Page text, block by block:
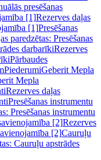
presēšanas
[1]Rezerves daļas
[1]Presēšanas
paredzētas: Presēšanas
darbarīkiRezerves
Pārbaudes
PiederumiGeberit Mepla
Mepla
Rezerves daļas
Presēšanas instrumentu
Presēšanas instrumentu
[2]Rezerves
[2]Cauruļu
Cauruļu apstrādes